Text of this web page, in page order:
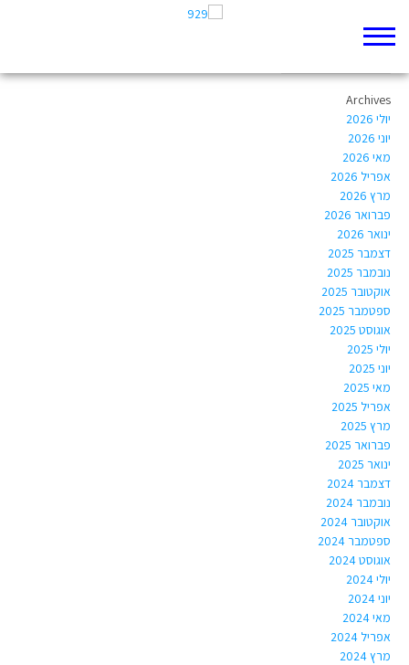
Author Archives:gaby.hsn@gmail.com
Archives
יולי 2026
יוני 2026
מאי 2026
אפריל 2026
מרץ 2026
פברואר 2026
ינואר 2026
דצמבר 2025
נובמבר 2025
אוקטובר 2025
ספטמבר 2025
אוגוסט 2025
יולי 2025
יוני 2025
מאי 2025
אפריל 2025
מרץ 2025
פברואר 2025
ינואר 2025
דצמבר 2024
נובמבר 2024
אוקטובר 2024
ספטמבר 2024
אוגוסט 2024
יולי 2024
יוני 2024
מאי 2024
אפריל 2024
מרץ 2024